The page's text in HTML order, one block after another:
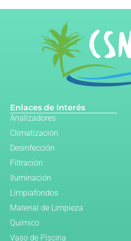
Enlaces de Interés
Analizadores
Climatización
Desinfección
Filtración
Iluminación
Limpiafondos
Material de Limpieza
Químico
Vaso de Piscina